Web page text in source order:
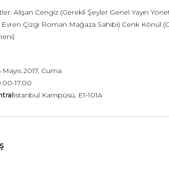
Alişan Cengiz (Gerekli Şeyler Genel Yayın
Evren Çizgi Roman Mağaza Sahibi) Cenk Könül
Mayıs 2017, Cuma
17.00
istanbul Kampüsü, E1-101A